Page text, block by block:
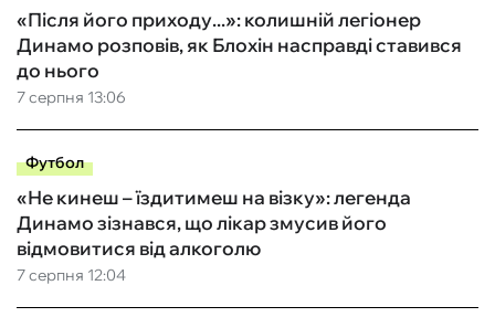
7 серпня 13:06
«Після його приходу...»: колишній легіонер
Динамо розповів, як Блохін насправді ставився
до нього
Футбол
7 серпня 12:04
«Не кинеш – їздитимеш на візку»: легенда
Динамо зізнався, що лікар змусив його
відмовитися від алкоголю